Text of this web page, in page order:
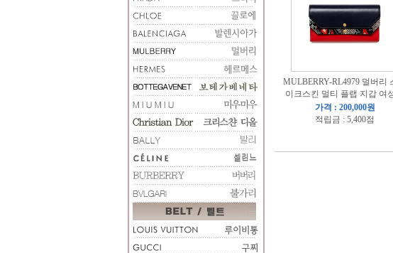
MULBERRY-RL4979 멀버리
이크스킨 멀티 플랩 지갑 여
가격 : 200,000원
적립금 : 5,400점